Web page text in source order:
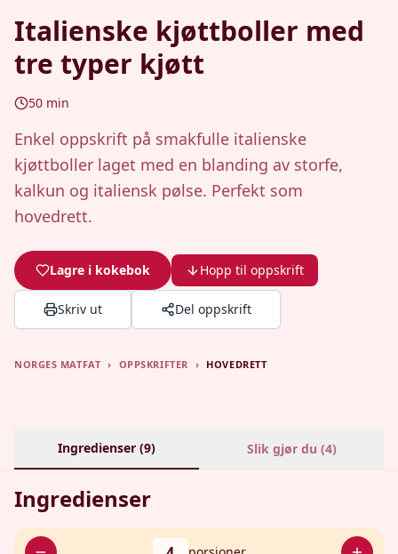
Italienske kjøttboller med
tre typer kjøtt
50 min
Enkel oppskrift på smakfulle italienske
kjøttboller laget med en blanding av storfe,
kalkun og italiensk pølse. Perfekt som
hovedrett.
Lagre i kokebok Hopp til oppskrift
Skriv ut Del oppskrift
NORGES MATFAT › OPPSKRIFTER › HOVEDRETT
Ingredienser (9) Slik gjør du (4)
Ingredienser